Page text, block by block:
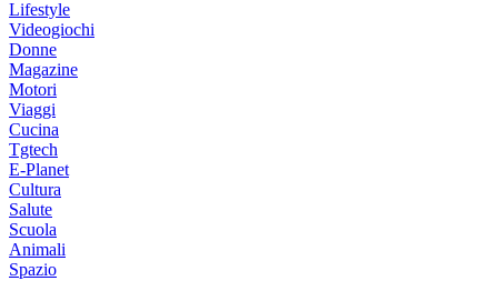
Lifestyle
Videogiochi
Donne
Magazine
Motori
Viaggi
Cucina
Tgtech
E-Planet
Cultura
Salute
Scuola
Animali
Spazio